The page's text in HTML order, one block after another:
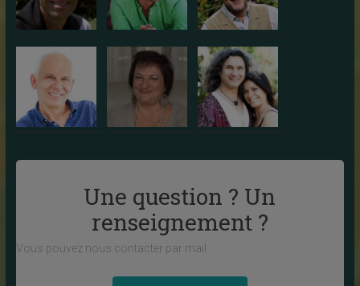
Une question ? Un
renseignement ?
Vous pouvez nous contacter par mail :